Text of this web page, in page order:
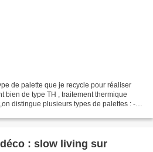
de palette que je recycle pour réaliser
bien de type TH , traitement thermique
distingue plusieurs types de palettes : -
: slow living sur